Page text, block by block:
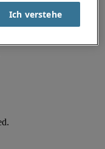
Ich verstehe